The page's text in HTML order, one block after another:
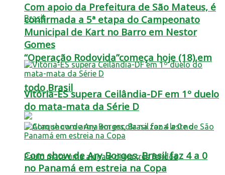
“Operação Rodovida”começa hoje (18),em
todo Brasil
Com apoio da Prefeitura de São Mateus, é
confirmada a 5ª etapa do Campeonato
Municipal de Kart no Barro em Nestor
Gomes
Vitória-ES supera Ceilândia-DF em 1º duelo
do mata-mata da Série D
Com show de Ary Borges, Brasil faz 4 a 0
no Panamá em estreia na Copa